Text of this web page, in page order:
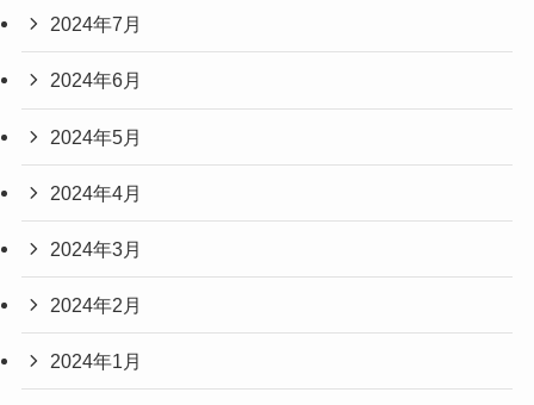
2024年7月
2024年6月
2024年5月
2024年4月
2024年3月
2024年2月
2024年1月